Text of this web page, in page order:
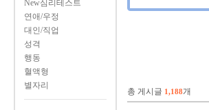
New심리테스트
연애/우정
대인/직업
성격
행동
혈액형
별자리
총 게시글 1,188개